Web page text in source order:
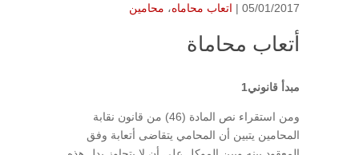
05/01/2017 | اتعاب محاماه، محامين
أتعاب محاماة
مبدأ قانوني1
ومن استقراء نص المادة (46) من قانون نقابة
المحامين يتبين أن المحامي يتقاضى أتعابة وفق